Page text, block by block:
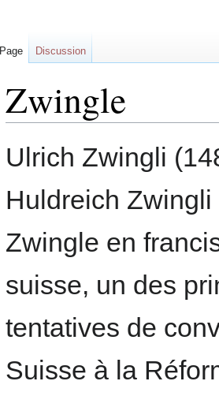
Zwingle
à
navigation
à
recherche
Ulrich Zwingli
Huldreich
Zwingle en
suisse, un des
tentatives de
Suisse à la
Page Discussion